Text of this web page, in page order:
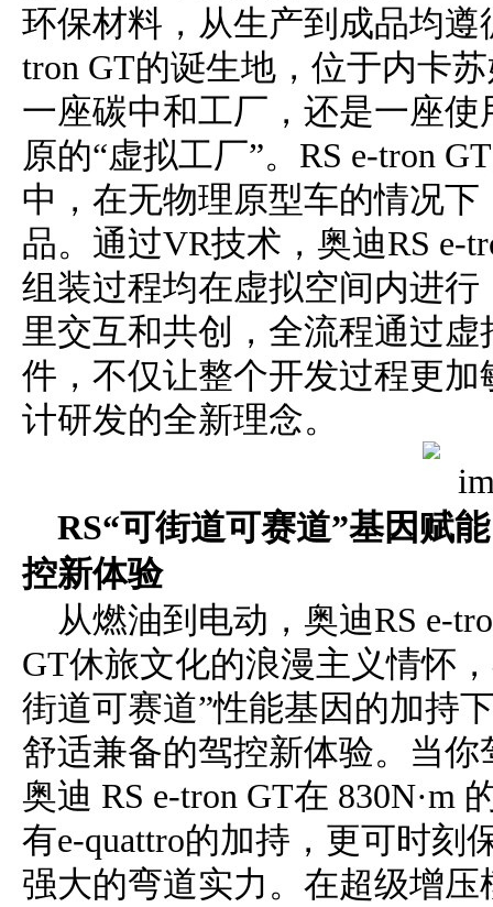
环保材料，从生产到成品均遵
tron GT的诞生地，位于内卡
一座碳中和工厂，还是一座
原的“虚拟工厂”。RS e-tron
中，在无物理原型车的情况
品。通过VR技术，奥迪RS e-
组装过程均在虚拟空间内进
里交互和共创，全流程通过
件，不仅让整个开发过程更
计研发的全新理念。
RS“可街道可赛道”基因赋
控新体验
从燃油到电动，奥迪RS e-
GT休旅文化的浪漫主义情怀
街道可赛道”性能基因的加持
舒适兼备的驾控新体验。当
奥迪 RS e-tron GT在 830N·m
有e-quattro的加持，更可时刻
强大的弯道实力。在超级增压